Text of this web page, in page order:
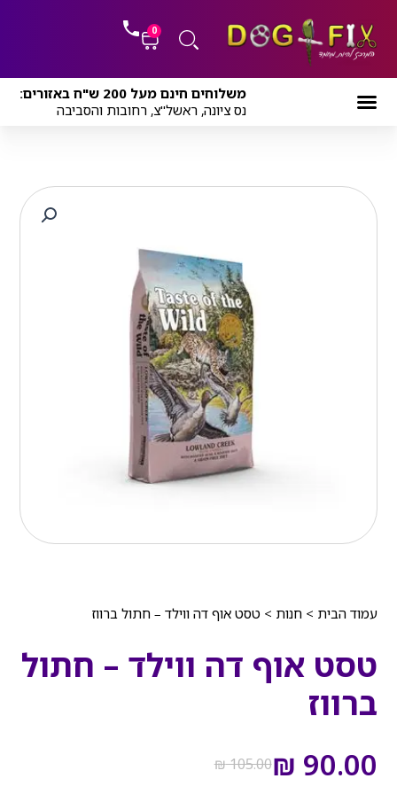
לתוכן
0
עגלת
קניות
משלוחים חינם מעל 200 ש"ח באזורים:
נס ציונה, ראשל"צ, רחובות והסביבה
עמוד הבית >חנות > טסט אוף דה ווילד – חתול ברווז
טסט אוף דה ווילד – חתול
ברווז
₪105.00
היה:
₪ 90.00
הוא: